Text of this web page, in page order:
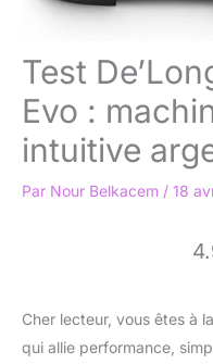
Test
Evo :
intuitive
Par Nour Belkacem / 18
Cher lecteur, vous êtes à
qui allie performance,